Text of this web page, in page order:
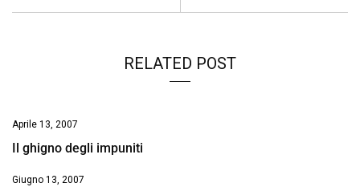
RELATED POST
Aprile 13, 2007
Il ghigno degli impuniti
Giugno 13, 2007